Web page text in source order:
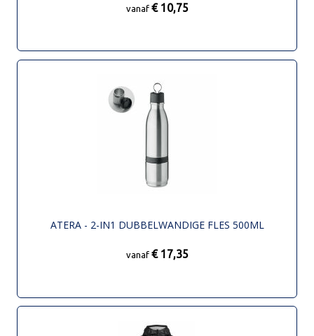
vanaf € 10,75
ATERA - 2-IN1 DUBBELWANDIGE FLES 500ML
vanaf € 17,35